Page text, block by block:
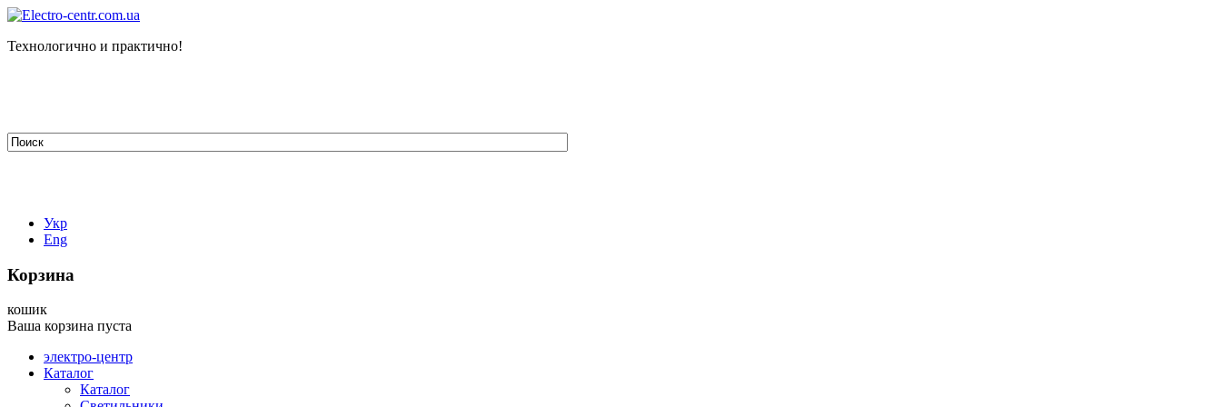
Технологично и практично!
Укр
Eng
Корзина
кошик
Ваша корзина пуста
электро-центр
Каталог
Каталог